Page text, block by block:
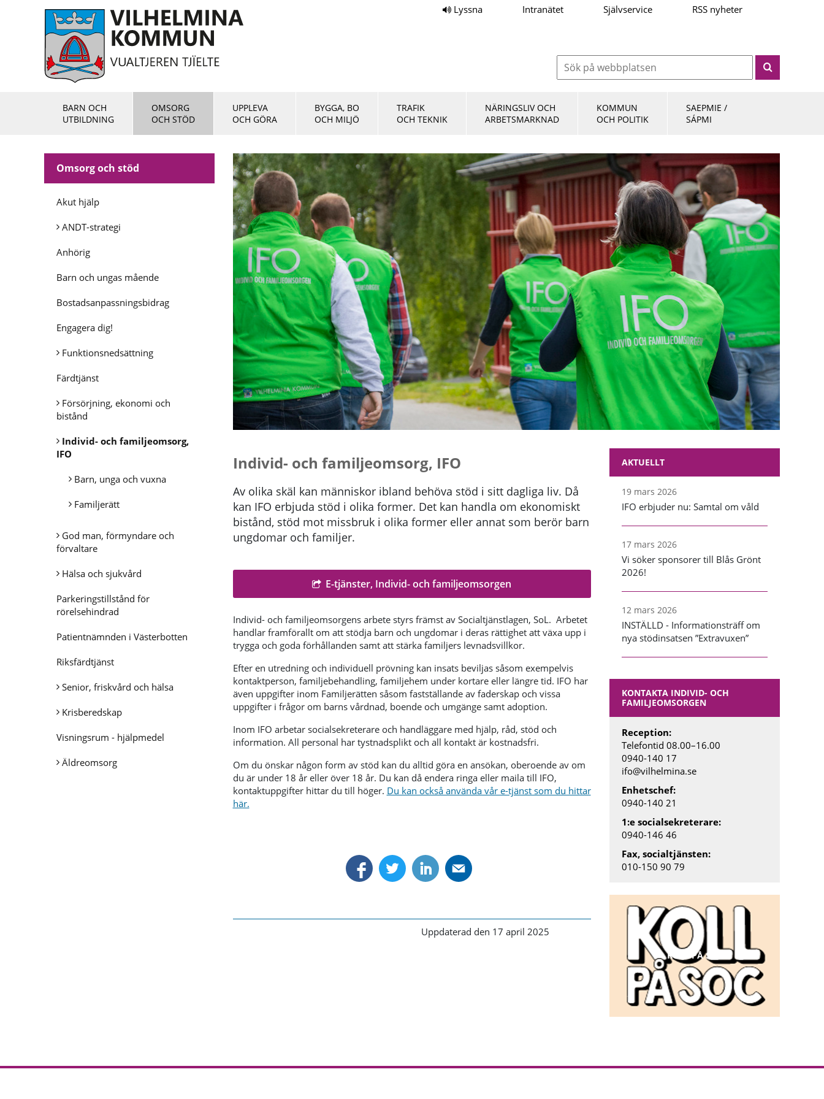
Lyssna Intranätet Självservice RSS nyheter
BARN OCH
UTBILDNING
OMSORG
OCH STÖD
UPPLEVA
OCH GÖRA
BYGGA, BO
OCH MILJÖ
TRAFIK
OCH TEKNIK
NÄRINGSLIV OCH
ARBETSMARKNAD
KOMMUN
OCH POLITIK
SAEPMIE /
SÁPMI
Omsorg och stöd
Akut hjälp
ANDT-strategi
Anhörig
Barn och ungas mående
Bostadsanpassningsbidrag
Engagera dig!
Funktionsnedsättning
Färdtjänst
Försörjning, ekonomi och
bistånd
Individ- och familjeomsorg,
IFO
Barn, unga och vuxna
Familjerätt
God man, förmyndare och
förvaltare
Hälsa och sjukvård
Parkeringstillstånd för
rörelsehindrad
Patientnämnden i Västerbotten
Riksfärdtjänst
Senior, friskvård och hälsa
Krisberedskap
Visningsrum - hjälpmedel
Äldreomsorg
Individ- och familjeomsorg, IFO
Av olika skäl kan människor ibland behöva stöd i sitt dagliga liv. Då
kan IFO erbjuda stöd i olika former. Det kan handla om ekonomiskt
bistånd, stöd mot missbruk i olika former eller annat som berör barn
ungdomar och familjer.
E-tjänster, Individ- och familjeomsorgen
Individ- och familjeomsorgens arbete styrs främst av Socialtjänstlagen, SoL. Arbetet
handlar framförallt om att stödja barn och ungdomar i deras rättighet att växa upp i
trygga och goda förhållanden samt att stärka familjers levnadsvillkor.
Efter en utredning och individuell prövning kan insats beviljas såsom exempelvis
kontaktperson, familjebehandling, familjehem under kortare eller längre tid. IFO har
även uppgifter inom Familjerätten såsom fastställande av faderskap och vissa
uppgifter i frågor om barns vårdnad, boende och umgänge samt adoption.
Inom IFO arbetar socialsekreterare och handläggare med hjälp, råd, stöd och
information. All personal har tystnadsplikt och all kontakt är kostnadsfri.
Om du önskar någon form av stöd kan du alltid göra en ansökan, oberoende av om
du är under 18 år eller över 18 år. Du kan då endera ringa eller maila till IFO,
kontaktuppgifter hittar du till höger. Du kan också använda vår e-tjänst som du hittar
här.
Uppdaterad den 17 april 2025
AKTUELLT
19 mars 2026
IFO erbjuder nu: Samtal om våld
17 mars 2026
Vi söker sponsorer till Blås Grönt
2026!
12 mars 2026
INSTÄLLD - Informationsträff om
nya stödinsatsen ”Extravuxen”
KONTAKTA INDIVID- OCH
FAMILJEOMSORGEN
Reception:
Telefontid 08.00–16.00
0940-140 17
ifo@vilhelmina.se
Enhetschef:
0940-140 21
1:e socialsekreterare:
0940-146 46
Fax, socialtjänsten:
010-150 90 79
KOLL PÅ SOC